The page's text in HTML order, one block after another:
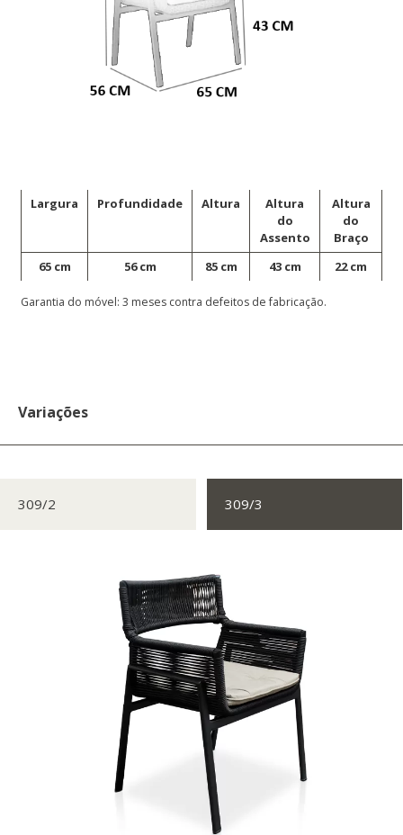
Largura Profundidade Altura
Altura
do
Assento
Altura
do
Braço
65 cm
56 cm 85 cm 43 cm 22 cm
Garantia do móvel: 3 meses contra defeitos de fabricação.
Variações
309/2 309/3